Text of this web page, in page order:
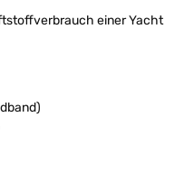
einer Yacht